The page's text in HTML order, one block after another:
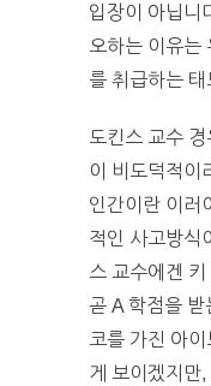
입장이 아닙니
오하는 이유는
를 취급하는
도킨스 교수
이 비도덕적이
인간이란 이러
적인 사고방식
스 교수에겐
곧 A 학점을
코를 가진 아
게 보이겠지만